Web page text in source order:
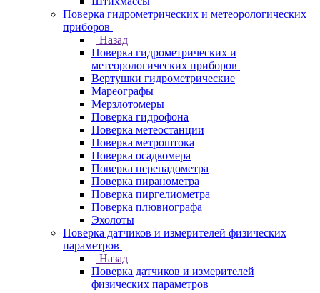
Поверка гидрометрических и метеорологических
приборов
Назад
Поверка гидрометрических и
метеорологических приборов
Вертушки гидрометрические
Мареографы
Мерзлотомеры
Поверка гидрофона
Поверка метеостанции
Поверка метроштока
Поверка осадкомера
Поверка перепадометра
Поверка пиранометра
Поверка пиргелиометра
Поверка плювиографа
Эхолоты
Поверка датчиков и измерителей физических
параметров
Назад
Поверка датчиков и измерителей
физических параметров